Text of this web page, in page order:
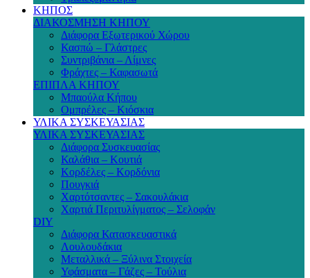
ΚΗΠΟΣ
ΔΙΑΚΟΣΜΗΣΗ ΚΗΠΟΥ
Διάφορα Εξωτερικού Χώρου
Κασπώ – Γλάστρες
Συντριβάνια – Λίμνες
Φράχτες – Καφασωτά
ΕΠΙΠΛΑ ΚΗΠΟΥ
Μπαούλα Κήπου
Ομπρέλες – Κιόσκια
ΥΛΙΚΑ ΣΥΣΚΕΥΑΣΙΑΣ
ΥΛΙΚΑ ΣΥΣΚΕΥΑΣΙΑΣ
Διάφορα Συσκευασίας
Καλάθια – Κουτιά
Κορδέλες – Κορδόνια
Πουγκιά
Χαρτότσαντες – Σακουλάκια
Χαρτιά Περιτυλίγματος – Σελοφάν
DIY
Διάφορα Κατασκευαστικά
Λουλουδάκια
Μεταλλικά – Ξύλινα Στοιχεία
Υφάσματα – Γάζες – Τούλια